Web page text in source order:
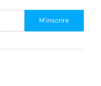
M'inscrire